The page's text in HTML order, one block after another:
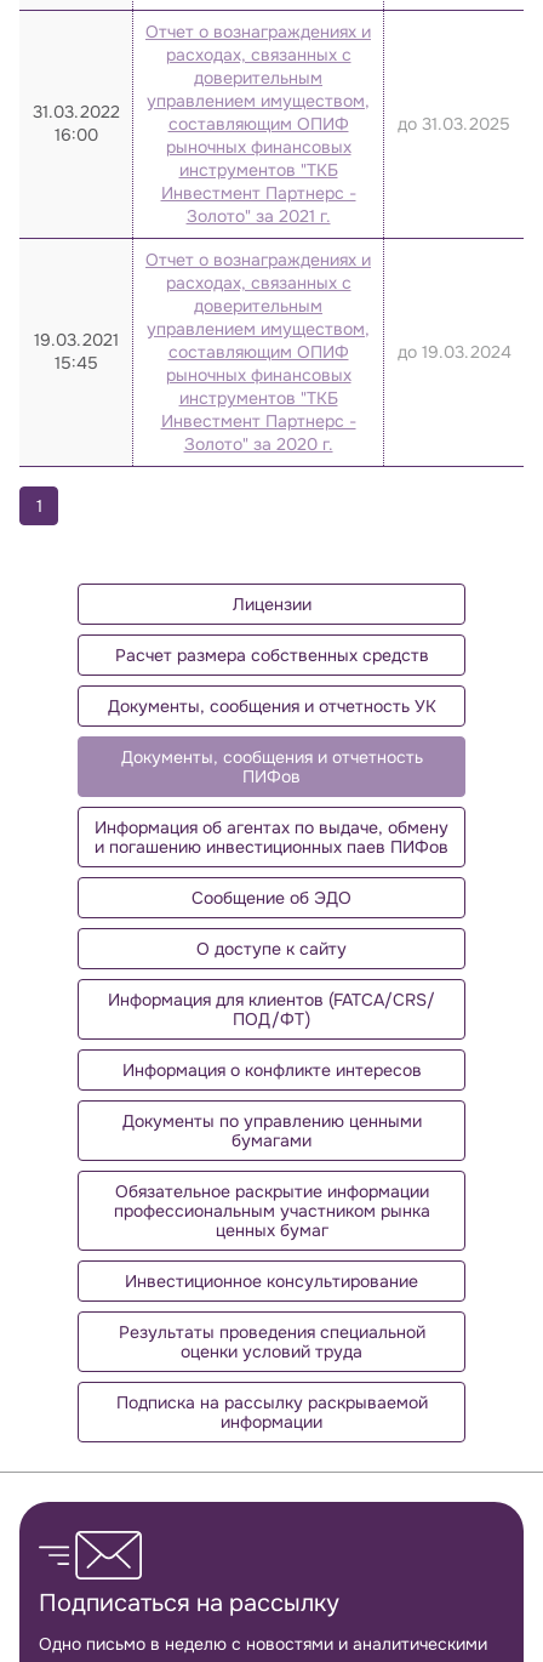
31.03.2022
16:00
Отчет о вознаграждениях и
расходах, связанных с
доверительным
управлением имуществом,
составляющим ОПИФ
рыночных финансовых
инструментов "ТКБ
Инвестмент Партнерс -
Золото" за 2021 г.
до 31.03.2025
19.03.2021
15:45
Отчет о вознаграждениях и
расходах, связанных с
доверительным
управлением имуществом,
составляющим ОПИФ
рыночных финансовых
инструментов "ТКБ
Инвестмент Партнерс -
Золото" за 2020 г.
до 19.03.2024
1
Лицензии
Расчет размера собственных средств
Документы, сообщения и отчетность УК
Документы, сообщения и отчетность
ПИФов
Информация об агентах по выдаче, обмену
и погашению инвестиционных паев ПИФов
Сообщение об ЭДО
О доступе к сайту
Информация для клиентов (FATCA/CRS/
ПОД/ФТ)
Информация о конфликте интересов
Документы по управлению ценными
бумагами
Обязательное раскрытие информации
профессиональным участником рынка
ценных бумаг
Инвестиционное консультирование
Результаты проведения специальной
оценки условий труда
Подписка на рассылку раскрываемой
информации
Обратная связь
Подписаться на рассылку
Одно письмо в неделю с новостями и аналитическими